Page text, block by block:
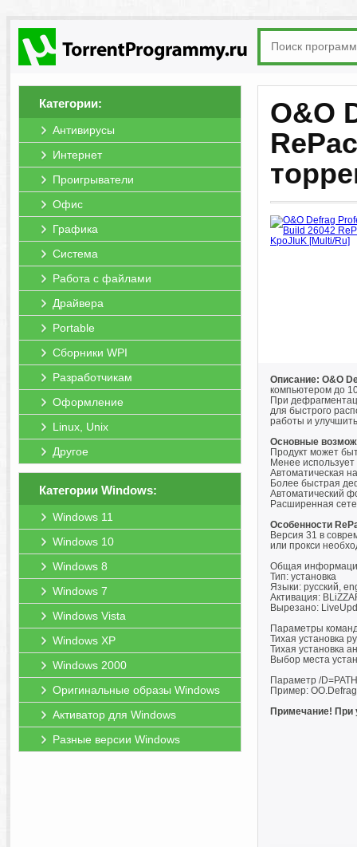
Категории:
Антивирусы
Интернет
Проигрыватели
Офис
Графика
Система
Работа с файлами
Драйвера
Portable
Сборники WPI
Разработчикам
Оформление
Linux, Unix
Другое
Категории Windows:
Windows 11
Windows 10
Windows 8
Windows 7
Windows Vista
Windows XP
Windows 2000
Оригинальные образы Windows
Активатор для Windows
Разные версии Windows
O&O
Описание: O&O
компьютером до
При
для быстрого
работы и
Основные
Продукт может
Менее
Автоматическая
Более быстрая
Автоматический
Расширенная
Особенности
Версия 31 в
или прокси
Общая
Тип: установка
Языки: русский,
Активация:
Вырезано:
Параметры
Тихая установка
Тихая установка
Выбор места
Параметр /
Пример:
Примечание! При